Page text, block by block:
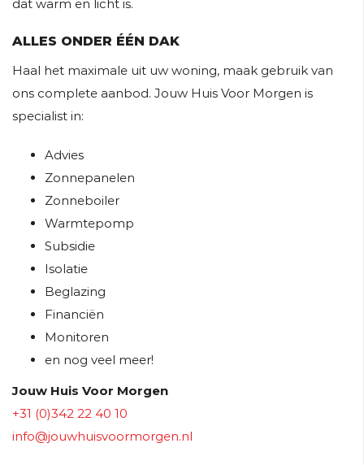
dat warm en licht is.
ALLES ONDER ÉÉN DAK
Haal het maximale uit uw woning, maak gebruik van
ons complete aanbod. Jouw Huis Voor Morgen is
specialist in:
Advies
Zonnepanelen
Zonneboiler
Warmtepomp
Subsidie
Isolatie
Beglazing
Financiën
Monitoren
en nog veel meer!
Jouw Huis Voor Morgen
+31 (0)342 22 40 10
info@jouwhuisvoormorgen.nl